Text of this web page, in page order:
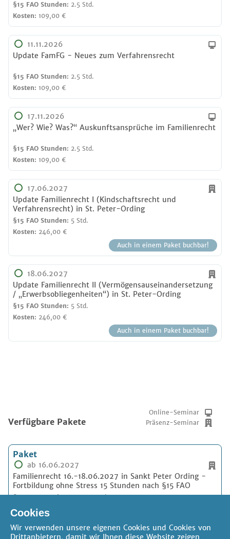
§15 FAO Stunden: 2.5 Std.
Kosten: 109,00 €
11.11.2026
Update FamFG - Neues zum Verfahrensrecht
§15 FAO Stunden: 2.5 Std.
Kosten: 109,00 €
17.11.2026
„Wer? Wie? Was?“ Auskunftsansprüche im Familienrecht
§15 FAO Stunden: 2.5 Std.
Kosten: 109,00 €
17.06.2027
Update Familienrecht I (Kindschaftsrecht und
Verfahrensrecht) in St. Peter-Ording
§15 FAO Stunden: 5 Std.
Kosten: 246,00 €
Auch in einem Paket buchbar!
18.06.2027
Update Familienrecht II (Vermögensauseinandersetzung
/ „Erwerbsobliegenheiten“) in St. Peter-Ording
§15 FAO Stunden: 5 Std.
Kosten: 246,00 €
Auch in einem Paket buchbar!
Verfügbare Pakete
Online-Seminar
Präsenz-Seminar
Paket
ab 16.06.2027
Familienrecht 16.-18.06.2027 in Sankt Peter Ording -
Fortbildung ohne Stress 15 Stunden nach §15 FAO
§15 FAO Stunden:max. 15 Std.
Kosten:
Cookies
Wir verwenden unsere eigenen Cookies und Cookies von
Drittanbietern, damit wir Ihnen diese Website zeigen